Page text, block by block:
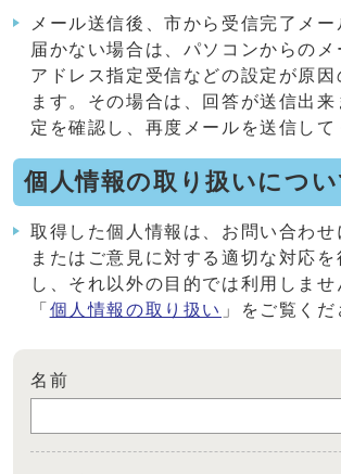
メール送信後、市から受信完了メー
届かない場合は、パソコンからの
アドレス指定受信などの設定が原因
ます。その場合は、回答が送信出
定を確認し、再度メールを送信して
個人情報の取り扱いについ
取得した個人情報は、お問い合わせ
またはご意見に対する適切な対応を
し、それ以外の目的では利用しませ
「 個人情報の取り扱い 」をご覧くだ
名前